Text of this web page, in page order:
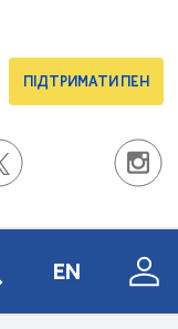
ПІДТРИМАТИ ПЕН
EN